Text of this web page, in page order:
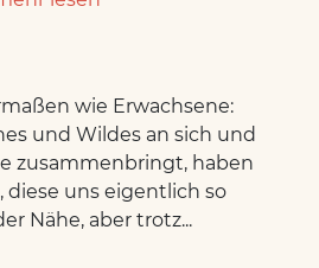
wie Erwachsene:
und Wildes an sich und
zusammenbringt, haben
uns eigentlich so
Nähe, aber trotz...